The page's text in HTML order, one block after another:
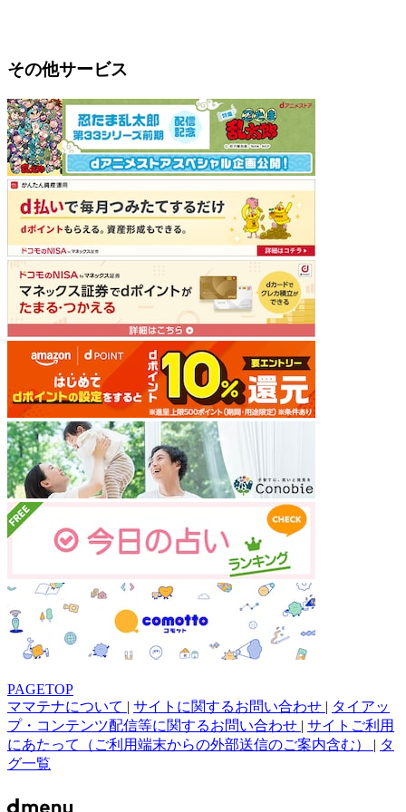
その他サービス
PAGETOP
ママテナについて | サイトに関するお問い合わせ | タイアッ
プ・コンテンツ配信等に関するお問い合わせ | サイトご利用
にあたって（ご利用端末からの外部送信のご案内含む） | タ
グ一覧